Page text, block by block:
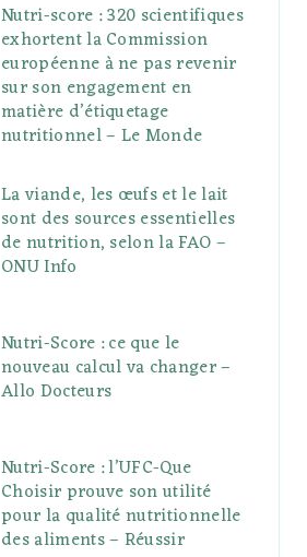
Nutri-score : 320 scientifiques
exhortent la Commission
européenne à ne pas revenir
sur son engagement en
matière d’étiquetage
nutritionnel – Le Monde
La viande, les œufs et le lait
sont des sources essentielles
de nutrition, selon la FAO –
ONU Info
Nutri-Score : ce que le
nouveau calcul va changer –
Allo Docteurs
Nutri-Score : l’UFC-Que
Choisir prouve son utilité
pour la qualité nutritionnelle
des aliments – Réussir